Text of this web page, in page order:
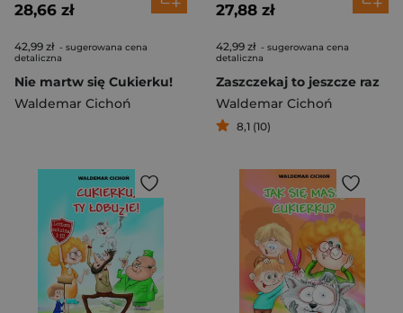
28,66 zł
42,99 zł - sugerowana cena
detaliczna
Nie martw się Cukierku!
Waldemar Cichoń
27,88 zł
42,99 zł - sugerowana cena
detaliczna
Zaszczekaj to jeszcze raz
Waldemar Cichoń
8,1 (10)